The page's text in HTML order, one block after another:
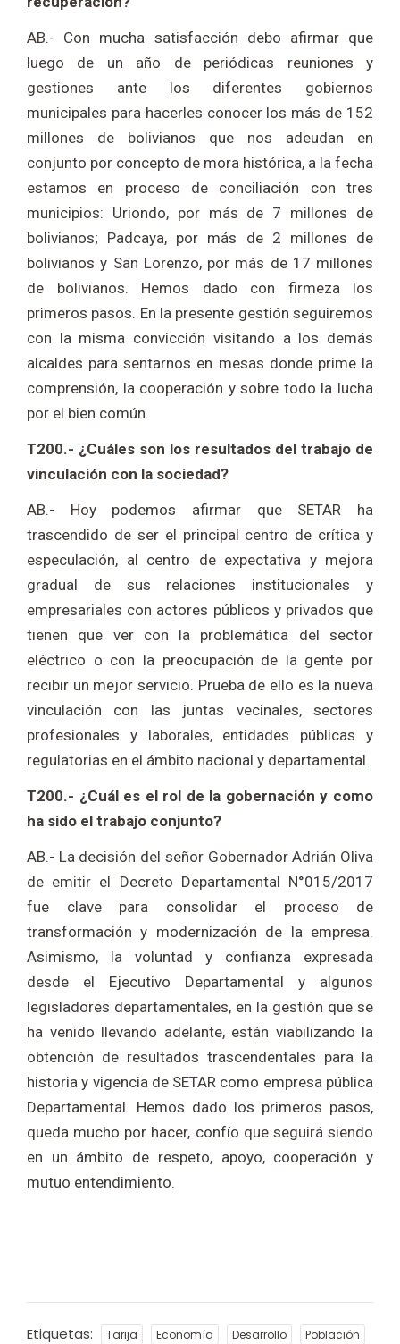
AB.- Con mucha satisfacción debo afirmar que
luego de un año de periódicas reuniones y
gestiones ante los diferentes gobiernos
municipales para hacerles conocer los más de 152
millones de bolivianos que nos adeudan en
conjunto por concepto de mora histórica, a la fecha
estamos en proceso de conciliación con tres
municipios: Uriondo, por más de 7 millones de
bolivianos; Padcaya, por más de 2 millones de
bolivianos y San Lorenzo, por más de 17 millones
de bolivianos. Hemos dado con firmeza los
primeros pasos. En la presente gestión seguiremos
con la misma convicción visitando a los demás
alcaldes para sentarnos en mesas donde prime la
comprensión, la cooperación y sobre todo la lucha
por el bien común.
T200.- ¿Cuáles son los resultados del trabajo de
vinculación con la sociedad?
AB.- Hoy podemos afirmar que SETAR ha
trascendido de ser el principal centro de crítica y
especulación, al centro de expectativa y mejora
gradual de sus relaciones institucionales y
empresariales con actores públicos y privados que
tienen que ver con la problemática del sector
eléctrico o con la preocupación de la gente por
recibir un mejor servicio. Prueba de ello es la nueva
vinculación con las juntas vecinales, sectores
profesionales y laborales, entidades públicas y
regulatorias en el ámbito nacional y departamental.
T200.- ¿Cuál es el rol de la gobernación y como
ha sido el trabajo conjunto?
AB.- La decisión del señor Gobernador Adrián Oliva
de emitir el Decreto Departamental N°015/2017
fue clave para consolidar el proceso de
transformación y modernización de la empresa.
Asimismo, la voluntad y confianza expresada
desde el Ejecutivo Departamental y algunos
legisladores departamentales, en la gestión que se
ha venido llevando adelante, están viabilizando la
obtención de resultados trascendentales para la
historia y vigencia de SETAR como empresa pública
Departamental. Hemos dado los primeros pasos,
queda mucho por hacer, confío que seguirá siendo
en un ámbito de respeto, apoyo, cooperación y
mutuo entendimiento.
Etiquetas: Tarija Economía Desarrollo Población